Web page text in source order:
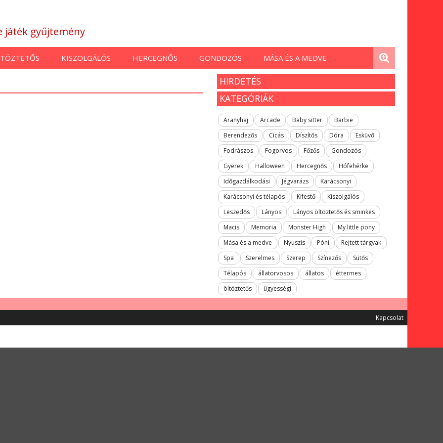
játék gyűjtemény
KISZOLGÁLÓS HERCEGNŐS GONDOZÓS MÁSA ÉS A MEDVE
HIRDETÉS
KATEGÓRIÁK
Aranyhaj Arcade Baby sitter
Barbie
Berendezős
Cicás Díszítős Dóra
Esküvő
Fodrászos
Fogorvos Főzős
Gondozós
Gyerek
Halloween Hercegnős
Hófehérke
Időgazdálkodási
Jégvarázs
Karácsonyi
Karácsonyi és télapós
Kifestő
Kiszolgálós
Leszedős
Lányos
Lányos öltöztetős és sminkes
Macis
Memoria Monster High
My little pony
Mása és a medve
Nyuszis Póni
Rejtett tárgyak
Spa
Szerelmes Szerep Színezős
Sütős
Télapós
állatorvosos állatos
éttermes
öltöztetős
ügyességi
Kapcsolat